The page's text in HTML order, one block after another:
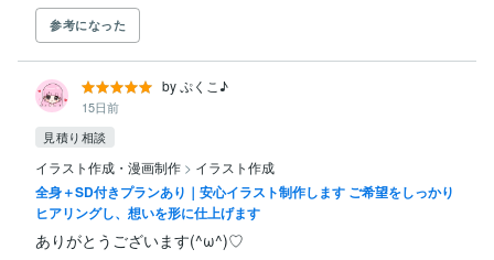
参考になった
by ぷくこ♪
15日前
見積り相談
イラスト作成・漫画制作 > イラスト作成
全身＋SD付きプランあり｜安心イラスト制作します ご希望をしっかり
ヒアリングし、想いを形に仕上げます
ありがとうございます(^ω^)♡